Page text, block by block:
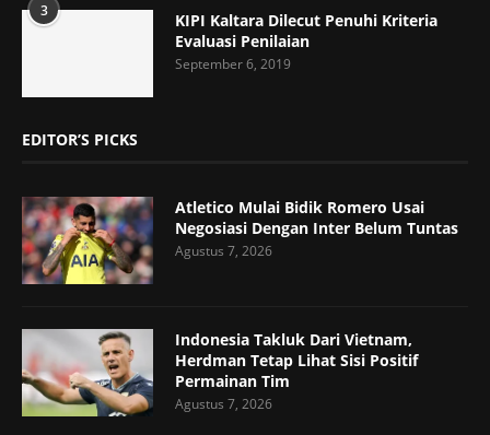
3
KIPI Kaltara Dilecut Penuhi Kriteria
Evaluasi Penilaian
September 6, 2019
EDITOR’S PICKS
Atletico Mulai Bidik Romero Usai
Negosiasi Dengan Inter Belum Tuntas
Agustus 7, 2026
Indonesia Takluk Dari Vietnam,
Herdman Tetap Lihat Sisi Positif
Permainan Tim
Agustus 7, 2026